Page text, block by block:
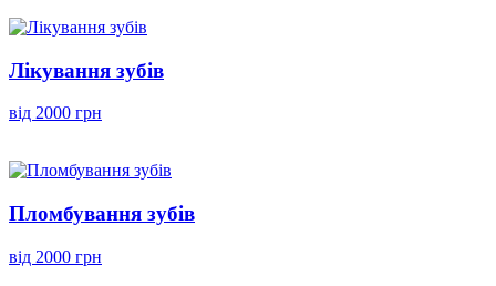
Лікування зубів
від 2000 грн
Пломбування зубів
від 2000 грн